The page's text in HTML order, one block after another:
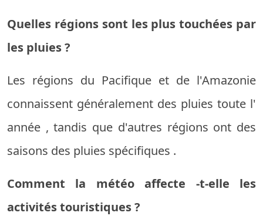
Quelles régions sont les plus touchées par
les pluies?
Les régions du Pacifique et de l'Amazonie
connaissent généralement des pluies toute l'
année , tandis que d'autres régions ont des
saisons des pluies spécifiques .
Comment la météo affecte -t-elle
les
activitéstouristiques?